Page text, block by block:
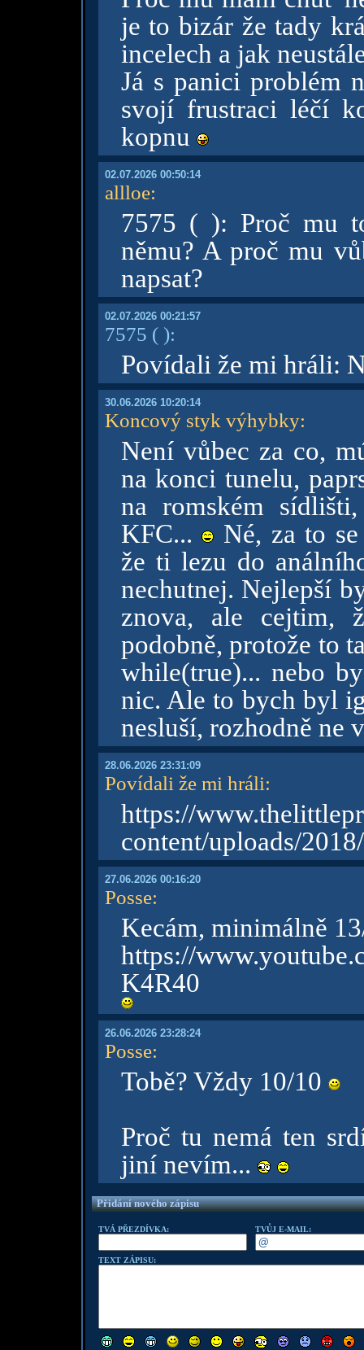
je to bizár že tady
incelech a jak
Já s panici problém
svojí frustraci léčí
kopnu
02.07.2026 00:50:14
allloe:
7575 ( ): Proč mu
němu? A proč mu
napsat?
02.07.2026 00:21:57
7575 ( ):
Povídali že mi hráli:
30.06.2026 10:20:14
Koncový styk výhybky:
Není vůbec za co,
na konci tunelu,
na romském
KFC...
Né, za to
že ti lezu do
nechutnej. Nejlepší
znova, ale cejtim,
podobně, protože to
while(true)... nebo
nic. Ale to bych byl
nesluší, rozhodně ne
28.06.2026 23:31:09
Povídali že mi hráli:
https://
content/uploads/
27.06.2026 00:16:20
Posse:
Kecám, minimálně
https://
K4R40
26.06.2026 23:28:24
Posse:
Tobě? Vždy 10/10
Proč tu nemá ten
jiní nevím...
Přidání nového zápisu
TVÁ PŘEZDÍVKA: TVŮJ E-MAIL:
TEXT ZÁPISU: